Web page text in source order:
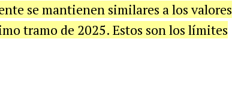
se mantienen similares a los valores
tramo de 2025. Estos son los límites